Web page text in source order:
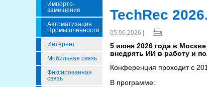
Импорто­
Замещение
Автоматизация
Промышленности
Интернет
Мобильная связь
Фиксированная
связь
TechRec
05.06.2026 |
5 июня 2026 года в
внедрять ИИ в работу и
Конференция проходит с
В программе: